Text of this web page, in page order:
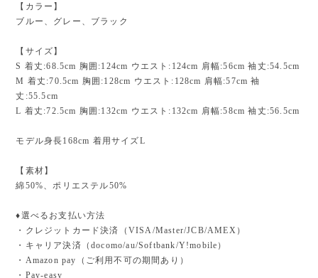
【カラー】
ブルー、グレー、ブラック
【サイズ】
S 着丈:68.5cm 胸囲:124cm ウエスト:124cm 肩幅:56cm 袖丈:54.5cm
M 着丈:70.5cm 胸囲:128cm ウエスト:128cm 肩幅:57cm 袖
丈:55.5cm
L 着丈:72.5cm 胸囲:132cm ウエスト:132cm 肩幅:58cm 袖丈:56.5cm
モデル身長168cm 着用サイズL
【素材】
綿50%、ポリエステル50%
♦︎選べるお支払い方法
・クレジットカード決済（VISA/Master/JCB/AMEX）
・キャリア決済（docomo/au/Softbank/Y!mobile）
・Amazon pay（ご利用不可の期間あり）
・Pay-easy